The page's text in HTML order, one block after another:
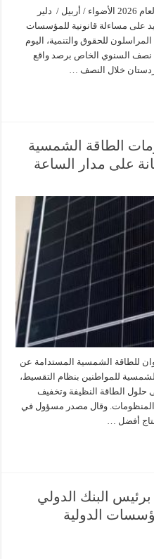
المنظمة تكشف تقريرها نصف السنوي لعام 2026 الأضواء / أربيل / دلير
على مساءلة قانونية للمؤسسات
للحقوق والتنمية، اليوم
18 تموز 2026، تقريرها نصف السنوي الخاص برصد واقع
خلال النصف …
الطاقة الشمسية
على مدار الساعة
للطاقة الشمسية المستدامة عن
للمواطنين بنظام التقسيط،
الطاقة النظيفة وتخفيف
هذه المنظومات. وقال مصدر مسؤول في
أفضل …
البنك الدولي
الدولية